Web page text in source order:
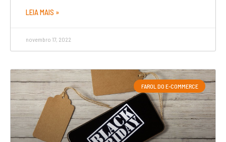
LEIA MAIS »
novembro 17, 2022
FAROL DO E-COMMERCE